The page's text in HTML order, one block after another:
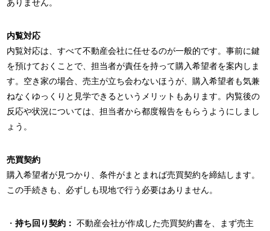
ありません。
内覧対応
内覧対応は、すべて不動産会社に任せるのが一般的です。事前に鍵
を預けておくことで、担当者が責任を持って購入希望者を案内しま
す。空き家の場合、売主が立ち会わないほうが、購入希望者も気兼
ねなくゆっくりと見学できるというメリットもあります。内覧後の
反応や状況については、担当者から都度報告をもらうようにしまし
ょう。
売買契約
購入希望者が見つかり、条件がまとまれば売買契約を締結します。
この手続きも、必ずしも現地で行う必要はありません。
・持ち回り契約： 不動産会社が作成した売買契約書を、まず売主